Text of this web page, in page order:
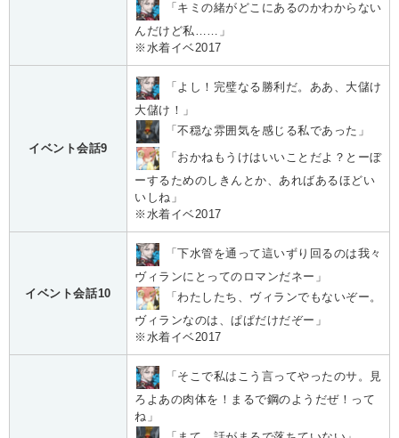
「キミの緒がどこにあるのかわからない
んだけど私……」
※水着イベ2017
イベント会話9
「よし！完璧なる勝利だ。ああ、大儲け
大儲け！」
「不穏な雰囲気を感じる私であった」
「おかねもうけはいいことだよ？とーぼ
ーするためのしきんとか、あればあるほどい
いしね」
※水着イベ2017
イベント会話10
「下水管を通って這いずり回るのは我々
ヴィランにとってのロマンだネー」
「わたしたち、ヴィランでもないぞー。
ヴィランなのは、ぱぱだけだぞー」
※水着イベ2017
「そこで私はこう言ってやったのサ。見
ろよあの肉体を！まるで鋼のようだぜ！って
ね」